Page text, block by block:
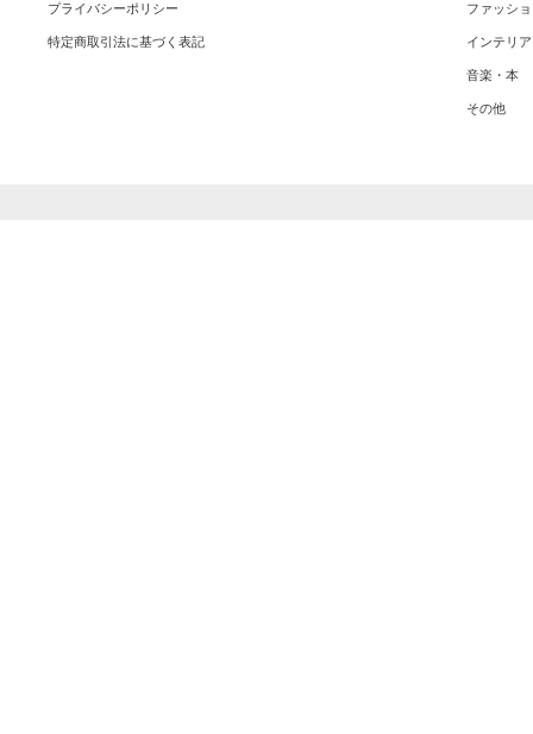
プライバシーポリシー
特定商取引法に基づく表記
ファッシ
インテリア
音楽・本
その他